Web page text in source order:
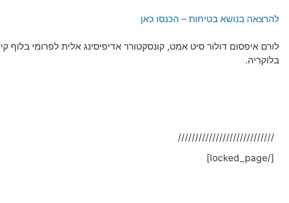
להרצאה בנושא בטיחות – הכנסו כאן
לורם איפסום דולור סיט אמט, קונסקטורר אדיפיסינג אלית לפרומי
בלוקריה.
////////////////////////////
[/locked_page]